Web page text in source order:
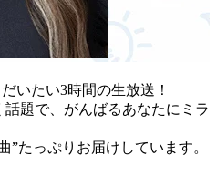
いたい3時間の生放送！
題で、がんばるあなたにミラ
”たっぷりお届けしています。